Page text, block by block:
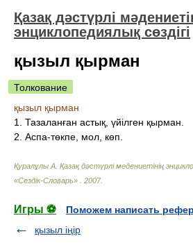
Қазақ дәстүрлі
энциклопедиялық сөздігі
қызыл қырман
Толкование
қызыл қырман
1. Тазаланған астық, үйілген қырман.
2. Аспа-төкпе, мол, көп.
Қуралұлы А. Қазақ дәстүрлі медениетінің
«Сездік-Словарь»
2007.
Игры ⚽
Поможем написать
қызыл іңір